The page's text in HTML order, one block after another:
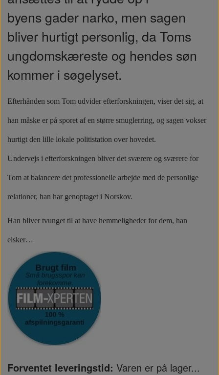
byens gader narko, men sagen
bliver hurtigt personlig, da Toms
ungdomskæreste og hendes søn
kommer i søgelyset.
Efterhånden som Tom udvider efterforskningen, viser det sig, at
han måske er på sporet af en større smuglerring, og sagen vokser
hurtigt den lille lokale politistation over hovedet.
Undervejs i efterforskningen bliver det sværere og sværere for
Tom at balancere det professionelle arbejde med de personlige
relationer, han har genoptaget i Norskov.
Han bliver tvunget til at have hemmeligheder for dem, han
elsker…
Forventet leveringstid: Varen er på lager...